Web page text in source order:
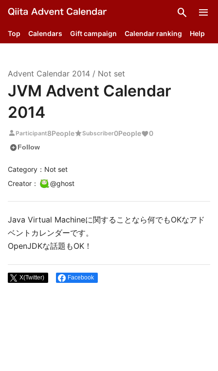
search menu
Top Calendars Gift campaign Calendar ranking Help
Advent Calendar 2014 / Not set
JVM Advent Calendar
2014
person Participant8PeoplestarSubscriber0People 0
add_circleFollow
Category：Not set
Creator ： @ghost
Java Virtual Machineに関することなら何でもOKなアド
ベントカレンダーです。
OpenJDKな話題もOK！
X(Twitter) Facebook